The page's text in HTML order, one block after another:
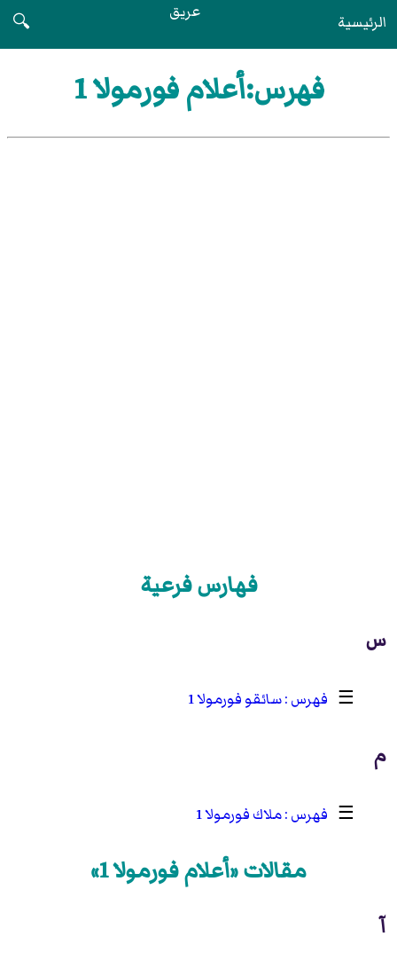
الرئيسية عريق
🔍
فهرس:أعلام فورمولا 1
فهارس فرعية
س
☰ سائقو فورمولا 1
م
☰ ملاك فورمولا 1
مقالات «أعلام فورمولا 1»
آ